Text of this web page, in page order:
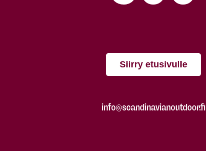
Siirry etusivulle
info@scandinavianoutdoor.fi